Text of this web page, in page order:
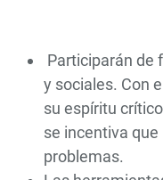
Participarán de
y sociales. Con
su espíritu
se incentiva
problemas.